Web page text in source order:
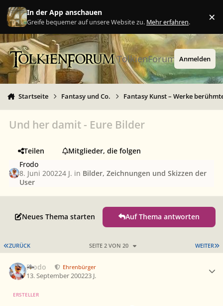
Zu Inhalt springen
In der App anschauen
Greife bequemer auf unsere Website zu. Mehr erfahren. ×
TolkienForum Anmelden
Startseite Fantasy und Co. Fantasy Kunst – Werke
Und her damit - Eure Bilder
Teilen
Mitglieder, die folgen
Frodo
8. Juni 200224 J. in Bilder, Zeichnungen und Skizzen der
User
Neues Thema starten Auf Thema antworten
ERSTE SEITE
ZURÜCK WEITER
SEITE 2 VON 20
Frodo Ehrenbürger
13. September 200223 J.
ERSTELLER